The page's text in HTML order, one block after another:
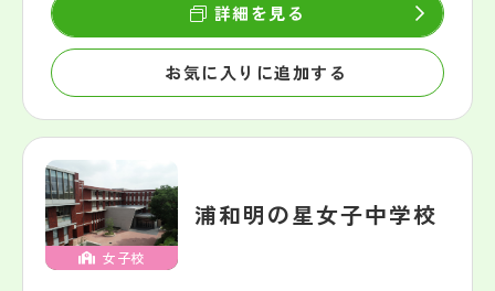
お気に入りに追加する
詳細を見る
女子校
浦和明の星女子中学校